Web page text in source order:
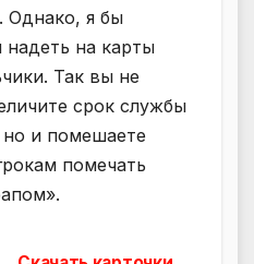
Однако, я бы
на карты
Так вы не
срок службы
но и помешаете
помечать